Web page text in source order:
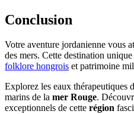
Conclusion
Votre aventure jordanienne vous
des mers. Cette destination
folklore hongrois et patrimoine
Explorez les eaux thérapeutiques
marins de la mer Rouge.
exceptionnels de cette région